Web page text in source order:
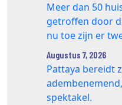
Meer dan 50
getroffen door
nu toe zijn er
Augustus 7, 2026
Pattaya bereidt
spektakel.